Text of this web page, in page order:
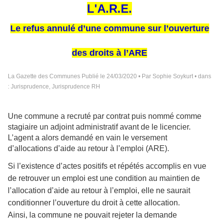
L'A.R.E.
Le refus annulé d’une commune sur l’ouverture
des droits à l’ARE
La Gazette des Communes Publié le 24/03/2020 • Par Sophie Soykurt • dans
: Jurisprudence, Jurisprudence RH
Une commune a recruté par contrat puis nommé comme
stagiaire un adjoint administratif avant de le licencier.
L’agent a alors demandé en vain le versement
d’allocations d’aide au retour à l’emploi (ARE).
Si l’existence d’actes positifs et répétés accomplis en vue
de retrouver un emploi est une condition au maintien de
l’allocation d’aide au retour à l’emploi, elle ne saurait
conditionner l’ouverture du droit à cette allocation.
Ainsi, la commune ne pouvait rejeter la demande